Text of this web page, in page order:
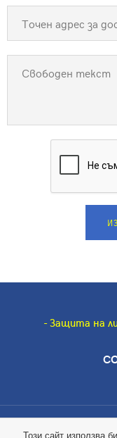
Защита на
Този сайт използва